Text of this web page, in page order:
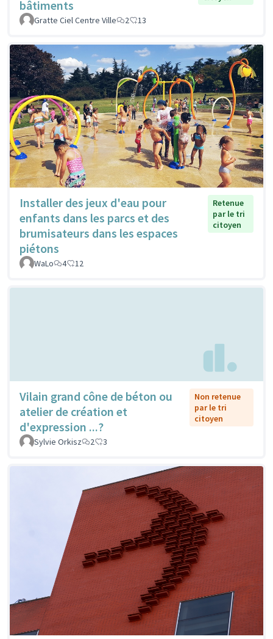
bâtiments
Gratte Ciel Centre Ville 2 13
Installer des jeux d'eau pour
enfants dans les parcs et des
brumisateurs dans les espaces
piétons
Retenue
par le tri
citoyen
WaLo 4 12
Vilain grand cône de béton ou
atelier de création et
d'expression ...?
Non retenue
par le tri
citoyen
Sylvie Orkisz 2 3